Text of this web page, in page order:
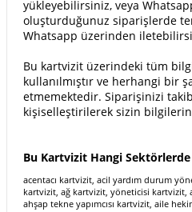
yükleyebilirsiniz, veya
oluşturduğunuz siparişlerde
Whatsapp üzerinden
Bu kartvizit üzerindeki tüm
kullanılmıştır ve herhangi bir
etmemektedir. Siparişinizi
kişiselleştirilerek sizin
Bu Kartvizit Hangi
acentacı kartvizit, acil yardım durum yönetmeni kartvizit, agronomist kartvizit, ağ kartvizit, yöneticisi kartvizit, aşçı kartvizit, aşçıbaşı kartvizit, ahşap tekne yapımcısı kartvizit, aile hekimi kartvizit, akortçu kartvizit, aktör kartvizit, akustikçi kartvizit, albay kartvizit, ambalajcı kartvizit, ambarcı kartvizit, ambulans kartvizit, şoförü kartvizit, amiral kartvizit, anahtarcı kartvizit, analist kartvizit, anestezi uzmanı kartvizit, animatör kartvizit, antika satıcısı kartvizit, antropolog kartvizit, anaokulu-kreş kartvizit, alçıpan-kartonpiyerci kartvizit, apartman yöneticisi kartvizit, araba satıcısı kartvizit, araba yıkayıcısı kartvizit, arabacı arabulucu kartvizit, araştırmacı kartvizit, arıcı kartvizit, arkeolog kartvizit, armatör kartvizit, arşivci kartvizit, artist kartvizit, asansörcü kartvizit, asistan kartvizit, asker kartvizit, astrofizikçi kartvizit, atlet kartvizit, av bekçisi kartvizit, avcı kartvizit, avizeci kartvizit, avukat kartvizit, avukatlık kartvizit, ayakkabı boyacısı kartvizit, ayakkabı tamircisi kartvizit, ayakkabıcı kartvizitleri, bacacı kartvizit, badanacı kartvizit, baharatçı kartvizit, bahçe bitkileri uzmanı kartvizit, bahçıvan kartvizit, bakıcı kartvizit, bakırcı kartvizit, bakkal kartvizit, bakteriyolog kartvizit, balıkçı kartvizit, balon pilotu kartvizit, bankacı kartvizit, banker kartvizit, banyo-mutfak kartvizit, barmen kartvizit, başçavuş kartvizit, başdümenci kartvizit, başhemşire kartvizit, başkan kartvizit, bayan kuaför kartvizit, bebek-çocuk kartvizit, belediye başkanı kartvizit, belediye meclisi üyesi kartvizit, benzinci kartvizit, berber kartvizit, besteci kartvizit, beyaz eşya satıcısı kartvizit, bijüterici kartvizit, biletçi kartvizit, bilgisayarcı kartvizit, bilgisayar mühendisi kartvizit, bilgisayar programcısı kartvizit, bilgisayar tamircisi kartvizit, bilimadamı kartvizit, bilirkişi kartvizit, bisikletçi kartvizit, biyografi yazarı kartvizit, biyolog kartvizit, bobinajcı kartvizit, bomba imhacı kartvizit, borsacı kartvizit, borucu kartvizit, botanikçi kartvizit, boyacı kartvizit, bozacı kartvizit, böcekbilimci kartvizit, börekçi kartvizit, bulaşıkçı kartvizit, buldozer operatörü kartvizit, bütçe uzmanı kartvizit, büyükelçi kartvizitleri, camcı kartvizit, cankurtaran kartvizit, cd satıcısı kartvizit, cenazeci kartvizit, ceo kartvizit, cerrah kartvizit, ciğerci kartvizit, cilacı kartvizit, ciltçi kartvizit, coğrafyacı kartvizit, çamaşırcı (kuru temizleme) kartvizit, çantacı kartvizit, çarkçı kartvizit, çatıcı kartvizit, çaycı kartvizit, çevirmen kartvizit, çevrebilimci kartvizit, çeyizci kartvizit, çiçekçi kartvizit, çiftçi kartvizit, çiftlik işletici kartvizit, çikolatacı kartvizit, çilingir kartvizit, çinici kartvizit, çitçi kartvizit, çoban kartvizit, çocuk doktoru kartvizit, çorapçı kartvizitleri, dadı kartvizit, daktilograf kartvizit, dalgıç kartvizit, damıtıcı kartvizit, danışman kartvizit, davulcu kartvizit, debbağ kartvizit, dedektif kartvizit, değirmen işçisi kartvizit, değirmenci kartvizit, demirci kartvizit, demiryolu işçisi kartvizit, denetçi kartvizit, denetleyici kartvizit, denizci kartvizit, deniz fenercisi kartvizit, depocu kartvizit, derici kartvizit, desinatör kartvizit, devlet memuru kartvizit, diktatör kartvizit, diplomat kartvizit, diş hekimi kartvizit, diyetist kartvizit, diyetisyen kartvizit, doğalgazcı kartvizit, doğramacı kartvizit, doğum uzmanı kartvizit, dok işçisi kartvizit, dokmacı kartvizit, doktor kartvizit, dondurmacı kartvizit, dökümcü kartvizit, döşemeci kartvizit, dövizci kartvizit, dublajcı kartvizit, duvarcı kartvizit, dümenci kartvizitleri, ebe kartvizit, eczacı kartvizit, eczacı kalfası kartvizit, editör kartvizit, eğitimci kartvizit, eğitmen kartvizit, eğlence kartvizit, ekonomist kartvizit, elektrik mühendisi kartvizit, elektrikçi kartvizit, eleştirmen kartvizit, embiriyolog kartvizit, emlakçı kartvizit, enstrüman imalatçısı kartvizit, ergonomist kartvizit, estetisyen kartvizit, etolojist kartvizit, etimolojist kartvizit, etnolojist kartvizitleri, fabrika sahibi kartvizit, fermantasyon işçisi kartvizit, fırıncı kartvizit, figüran kartvizit, film yapımcısı kartvizit, film yönetmeni kartvizit, filozof kartvizit, finansör kartvizit, fizikçi kartvizit, Fizyonomist kartvizit, fizyoterapist kartvizit, flütçü kartvizit, fon yöneticisi kartvizit, forklift operatörü kartvizit, fotoğrafçı kartvizit, futbolcu kartvizitleri, galerici kartvizit, garson kartvizit, gazete dağıtıcısı kartvizit, gazete satıcısı kartvizit, gazeteci kartvizit, gemici kartvizit, general kartvizit, genetik mühendisi kartvizit, gezgin kartvizit, gitarist kartvizit, gondolcu kartvizit, gökbilimci kartvizit, göz doktoru kartvizit, gözetmen kartvizit, gözlükçü kartvizit, grafiker kartvizit, gramer uzmanı kartvizit, greyder operatörü kartvizit, guru kartvizit, güfteci kartvizit, gümrük memuru kartvizit, gümrük uzmanı kartvizit, gündelikçi kartvizit, güzellik uzmanı kartvizitleri, haberci kartvizit, haham işletmecisi kartvizit, hakem kartvizit, halıcı kartvizit, halı yıkamacı kartvizit, hamamcı kartvizit, haritacı kartvizit, harita mühendisi kartvizit, hastabakıcı kartvizit, hattat kartvizit, hava trafikçisi kartvizit, hayvan bakıcısı kartvizit, hayvan terbiyecisi kartvizit, hediyelik eşyacı kartvizit, hemşire kartvizit, hesap uzmanı kartvizit, heykeltıraş kartvizit, hırdavatçı kartvizit, hidrolikçi kartvizit, hizmetçi kartvizit, host kartvizit, hostes kartvizit, hukukçu kartvizitleri, hukuk bürosu kartvizit, hukuk firması kartvizit, hukuk şirketi kartvizitleri, ışıklandırma satıcısı kartvizit, icra memuru kartvizit, iç mimar kartvizit, ihracatçı kartvizit, iktisatçı kartvizit, ilahiyatçı kartvizit, illüzyonist kartvizit, imam kartvizit, insan kaynakları uzmanı kartvizit, inşaat mühendisi kartvizit, inşaatçı kartvizit, internet kafeci kartvizit, iplikçi kartvizit, istatistikçi kartvizit, işçi kartvizit, işletmeci